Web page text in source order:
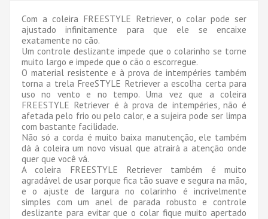
Com a coleira FREESTYLE Retriever, o colar pode ser
ajustado infinitamente para que ele se encaixe
exatamente no cão.
Um controle deslizante impede que o colarinho se torne
muito largo e impede que o cão o escorregue.
O material resistente e à prova de intempéries também
torna a trela FreeSTYLE Retriever a escolha certa para
uso no vento e no tempo. Uma vez que a coleira
FREESTYLE Retriever é à prova de intempéries, não é
afetada pelo frio ou pelo calor, e a sujeira pode ser limpa
com bastante facilidade.
Não só a corda é muito baixa manutenção, ele também
dá à coleira um novo visual que atrairá a atenção onde
quer que você vá.
A coleira FREESTYLE Retriever também é muito
agradável de usar porque fica tão suave e segura na mão,
e o ajuste de largura no colarinho é incrivelmente
simples com um anel de parada robusto e controle
deslizante para evitar que o colar fique muito apertado